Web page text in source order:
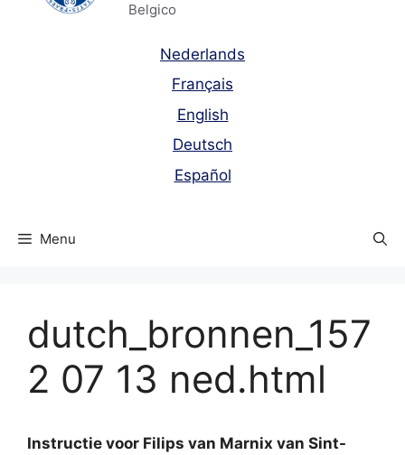
Belgico
Nederlands
Français
English
Deutsch
Español
Menu
dutch_bronnen_157
2 07 13 ned.html
Instructie voor Filips van Marnix van Sint-